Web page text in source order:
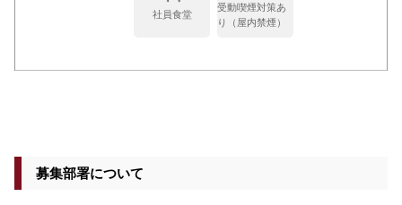
社員食堂
受動喫煙対策あ
り（屋内禁煙）
募集部署について